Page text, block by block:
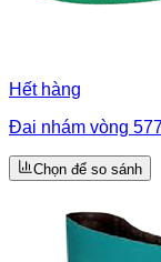
Hết hàng
Đai nhám vòng
Chọn để so sánh